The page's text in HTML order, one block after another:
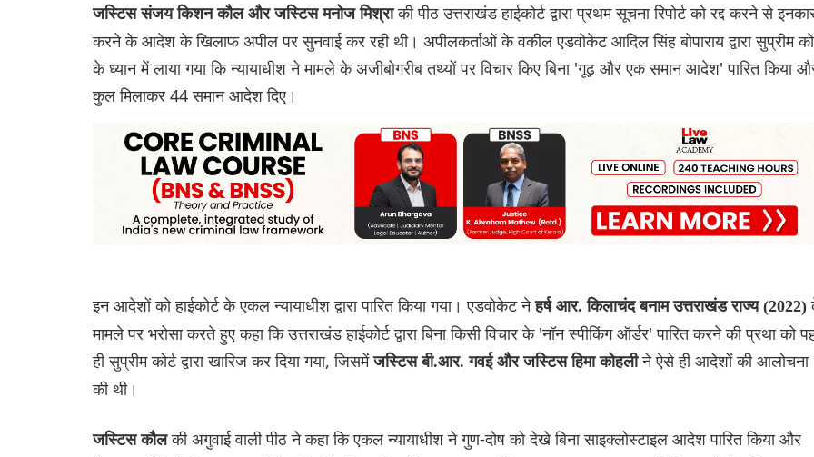
जस्टिस संजय किशन कौल और जस्टिस मनोज मिश्राकी पीठ उत्तराखंड हाईकोर्ट द्वारा प्रथम सूचना रिपोर्ट को रद्द करने से
करने के आदेश के खिलाफ अपील पर सुनवाई कर रही थी। अपीलकर्ताओं के वकील एडवोकेट आदिल सिंह बोपाराय द्वारा सुप्रीम
के ध्यान में लाया गया कि न्यायाधीश ने मामले के अजीबोगरीब तथ्यों पर विचार किए बिना 'गूढ़ और एक समान आदेश' पारित किया
कुल मिलाकर 44 समान आदेश दिए।
इन आदेशों को हाईकोर्ट के एकल न्यायाधीश द्वारा पारित किया गया। एडवोकेट नेहर्ष आर. किलाचंद बनाम उत्तराखंड राज्य (2022)
मामले पर भरोसा करते हुए कहा कि उत्तराखंड हाईकोर्ट द्वारा बिना किसी विचार के 'नॉन स्पीकिंग ऑर्डर' पारित करने की प्रथा को
ही सुप्रीम कोर्ट द्वारा खारिज कर दिया गया, जिसमेंजस्टिस बी.आर. गवई और जस्टिस हिमा कोहलीने ऐसे ही आदेशों की आलोचना
की थी।
जस्टिस कौलकी अगुवाई वाली पीठ ने कहा कि एकल न्यायाधीश ने गुण-दोष को देखे बिना साइक्लोस्टाइल आदेश पारित किया और